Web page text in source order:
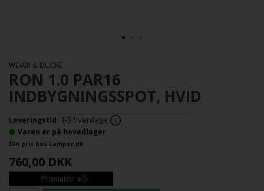
WEVER & DUCRÉ
RON 1.0 PAR16
INDBYGNINGSSPOT, HVID
Leveringstid: 1-3 hverdage
Varen er på hovedlager
Din pris hos Lamper.dk
760,00 DKK